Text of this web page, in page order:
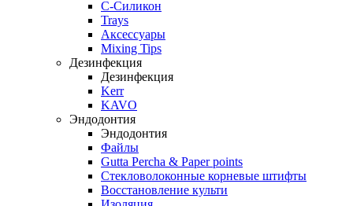
C-Силикон
Trays
Аксессуары
Mixing Tips
Дезинфекция
Дезинфекция
Kerr
KAVO
Эндодонтия
Эндодонтия
Файлы
Gutta Percha & Paper points
Стекловолоконные корневые штифты
Восстановление культи